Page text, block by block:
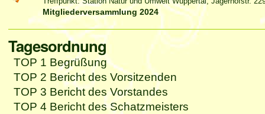
Mitgliederversammlung 2024
Artikelaktionen
Tagesordnung
TOP 1 Begrüßung
TOP 2 Bericht des Vorsitzenden
TOP 3 Bericht des Vorstandes
TOP 4 Bericht des Schatzmeisters